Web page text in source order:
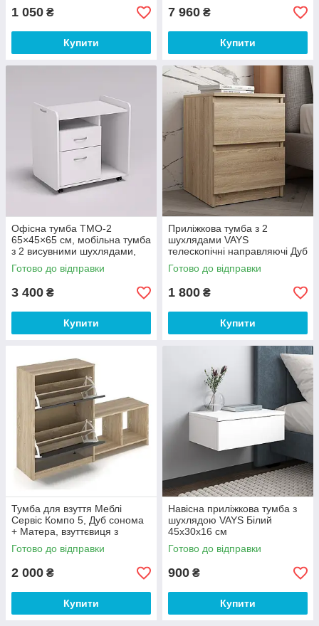
1 050 ₴
Купити
7 960 ₴
Купити
Офісна тумба ТМО-2
65×45×65 см, мобільна тумба
з 2 висувними шухлядами,
відкритою полицею та
коліщатками, Білий, для
Готово до відправки
3 400 ₴
Купити
Приліжкова тумба з 2
шухлядами VAYS
телескопічні направляючі Дуб
Сонома 40х40х53 см
Готово до відправки
1 800 ₴
Купити
Тумба для взуття Меблі
Сервіс Компо 5, Дуб сонома
+ Матера, взуттєвиця з
полицями для зберігання
взуття, тумба в передпокій
Готово до відправки
2 000 ₴
Купити
Навісна приліжкова тумба з
шухлядою VAYS Білий
45х30х16 см
Готово до відправки
900 ₴
Купити